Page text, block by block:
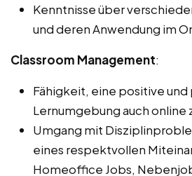
Kenntnisse über
und deren Anwendung im
Classroom Management:
Fähigkeit, eine positive
Lernumgebung auch online
Umgang mit
eines respektvollen
Homeoffice Jobs,